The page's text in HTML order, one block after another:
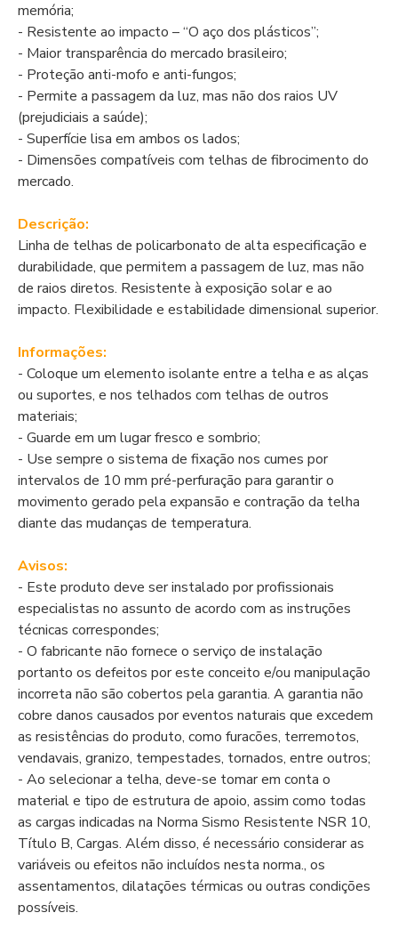
memória;
- Resistente ao impacto – “O aço dos plásticos”;
- Maior transparência do mercado brasileiro;
- Proteção anti-mofo e anti-fungos;
- Permite a passagem da luz, mas não dos raios UV
(prejudiciais a saúde);
- Superfície lisa em ambos os lados;
- Dimensões compatíveis com telhas de fibrocimento do
mercado.
Descrição:
Linha de telhas de policarbonato de alta especificação e
durabilidade, que permitem a passagem de luz, mas não
de raios diretos. Resistente à exposição solar e ao
impacto. Flexibilidade e estabilidade dimensional superior.
Informações:
- Coloque um elemento isolante entre a telha e as alças
ou suportes, e nos telhados com telhas de outros
materiais;
- Guarde em um lugar fresco e sombrio;
- Use sempre o sistema de fixação nos cumes por
intervalos de 10 mm pré-perfuração para garantir o
movimento gerado pela expansão e contração da telha
diante das mudanças de temperatura.
Avisos:
- Este produto deve ser instalado por profissionais
especialistas no assunto de acordo com as instruções
técnicas correspondes;
- O fabricante não fornece o serviço de instalação
portanto os defeitos por este conceito e/ou manipulação
incorreta não são cobertos pela garantia. A garantia não
cobre danos causados por eventos naturais que excedem
as resistências do produto, como furacões, terremotos,
vendavais, granizo, tempestades, tornados, entre outros;
- Ao selecionar a telha, deve-se tomar em conta o
material e tipo de estrutura de apoio, assim como todas
as cargas indicadas na Norma Sismo Resistente NSR 10,
Título B, Cargas. Além disso, é necessário considerar as
variáveis ou efeitos não incluídos nesta norma., os
assentamentos, dilatações térmicas ou outras condições
possíveis.